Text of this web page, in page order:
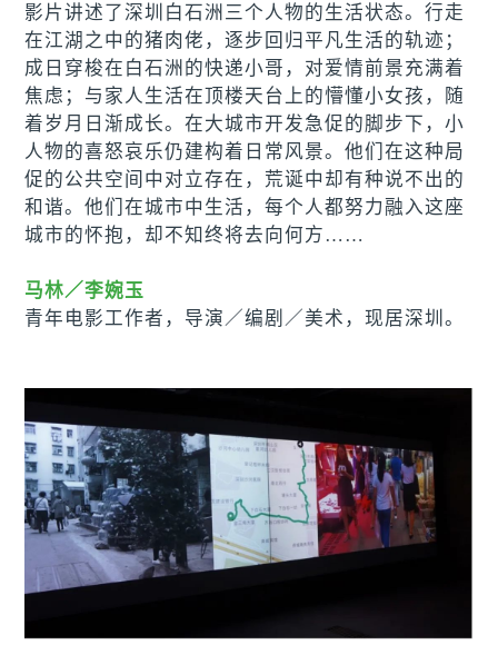
影片讲述了深圳白石洲三个人物的生活状态。行走
在江湖之中的猪肉佬，逐步回归平凡生活的轨迹；
成日穿梭在白石洲的快递小哥，对爱情前景充满着
焦虑；与家人生活在顶楼天台上的懵懂小女孩，随
着岁月日渐成长。在大城市开发急促的脚步下，小
人物的喜怒哀乐仍建构着日常风景。他们在这种局
促的公共空间中对立存在，荒诞中却有种说不出的
和谐。他们在城市中生活，每个人都努力融入这座
城市的怀抱，却不知终将去向何方……
马林／李婉玉
青年电影工作者，导演 ／编剧 ／ 美术，现居深圳。